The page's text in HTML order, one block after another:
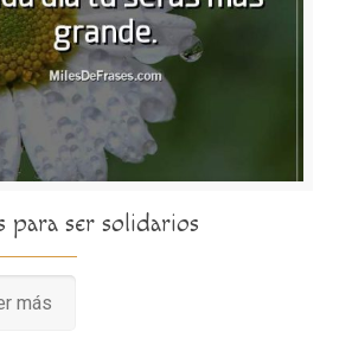
para ser solidarios
más